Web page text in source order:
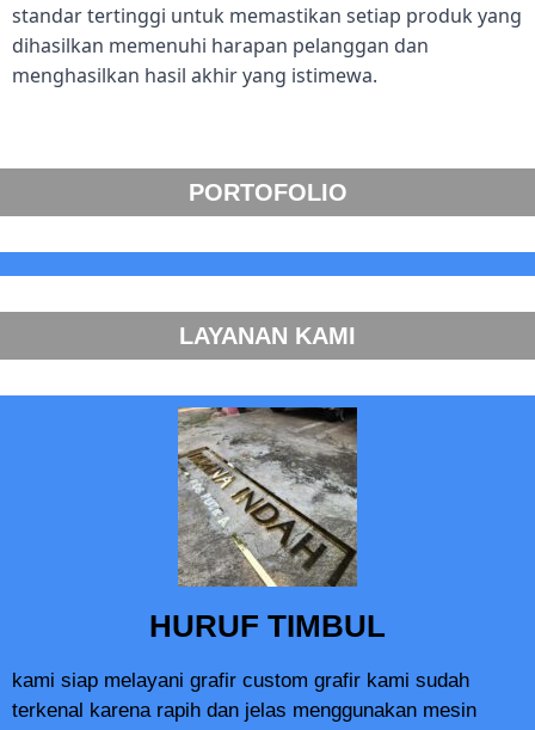
standar tertinggi untuk memastikan setiap produk yang
dihasilkan memenuhi harapan pelanggan dan
menghasilkan hasil akhir yang istimewa.
PORTOFOLIO
LAYANAN KAMI
HURUF TIMBUL
kami siap melayani grafir custom grafir kami sudah
terkenal karena rapih dan jelas menggunakan mesin